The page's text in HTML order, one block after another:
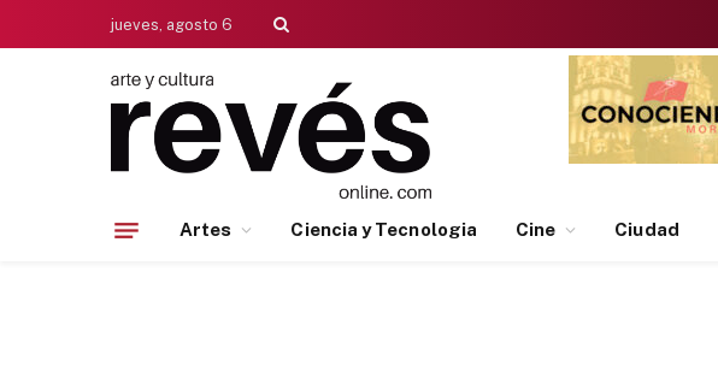
jueves, agosto 6
Artes Ciencia y Tecnologia Cine Ciudad